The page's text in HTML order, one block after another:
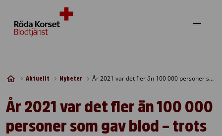
Aktuellt Nyheter År 2021 var det fler än 100 000 personer som gav blod – trots de utmaningar som coronatiden medfört
År 2021 var det fler än 100 000
personer som gav blod – trots